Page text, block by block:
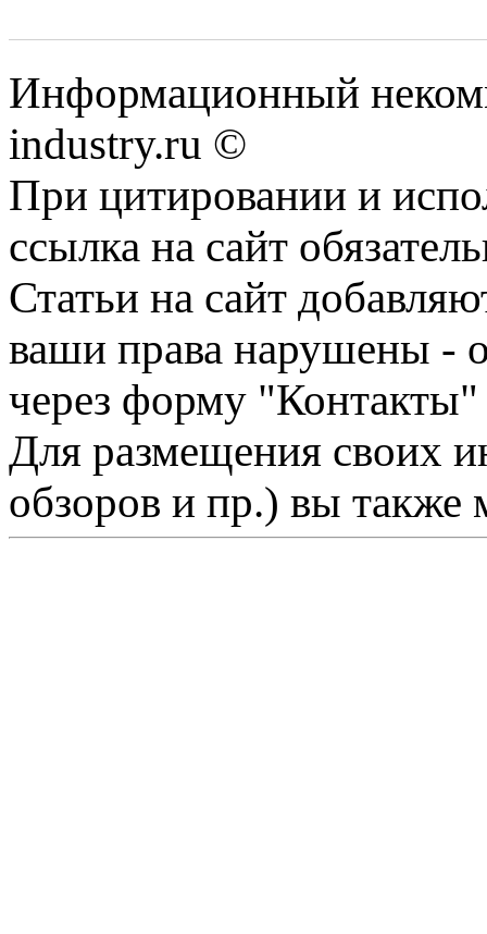
Информационный
industry.ru ©
При цитировании и
ссылка на сайт
Статьи на сайт
ваши права нарушены -
через форму "Контакты"
Для размещения своих
обзоров и пр.) вы также